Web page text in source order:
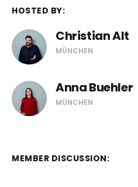
HOSTED BY:
Christian Alt
MÜNCHEN
Anna Buehler
MÜNCHEN
MEMBER DISCUSSION: